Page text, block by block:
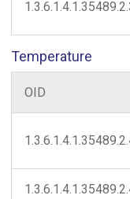
Temperature
OID